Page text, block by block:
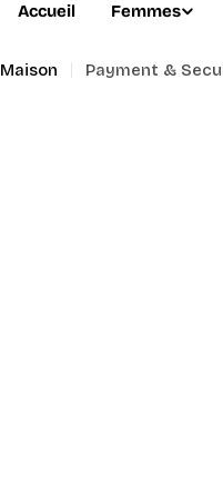
Accueil Femmes
Maison Payment &